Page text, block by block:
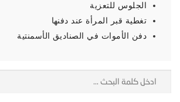
الجلوس للتعزية
تغطية قبر المرأة عند دفنها
دفن الأموات في الصناديق الأسمنتية